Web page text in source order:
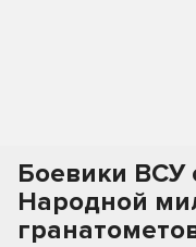
Боевики ВСУ
Народной